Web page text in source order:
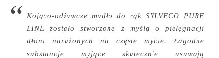
Kojąco-odżywcze mydło do rąk SYLVECO PURE
LINE zostało stworzone z myślą o pielęgnacji
dłoni narażonych na częste mycie. Łagodne
substancje myjące skutecznie usuwają